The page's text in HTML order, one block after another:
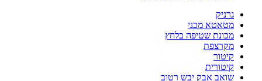
גרניק
מטאטא מכני
מכונת שטיפה בלחץ
מקרצפת
קיטור
קיטורית
שואב אבק יבש רטוב